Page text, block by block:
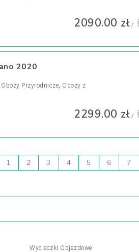
2090.00 zł/
2020
Obozy Przyrodnicze, Obozy z
2299.00 zł/
1 2 3 4 5 6 7
Wycieczki Objazdowe